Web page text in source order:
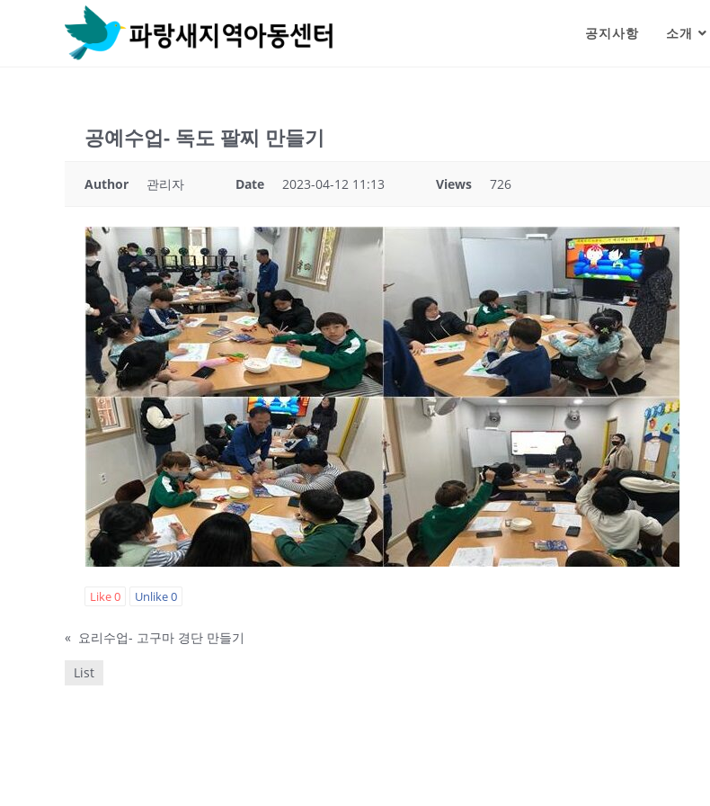
공지사항 소개
공예수업- 독도 팔찌 만들기
Author 관리자 Date 2023-04-12 11:13 Views 726
Like0 Unlike0
« 요리수업- 고구마 경단 만들기
List